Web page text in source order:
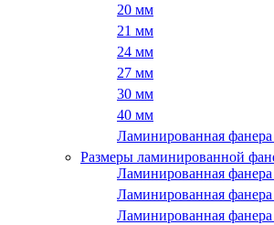
20 мм
21 мм
24 мм
27 мм
30 мм
40 мм
Ламинированная
Размеры ламинированной
Ламинированная
Ламинированная
Ламинированная